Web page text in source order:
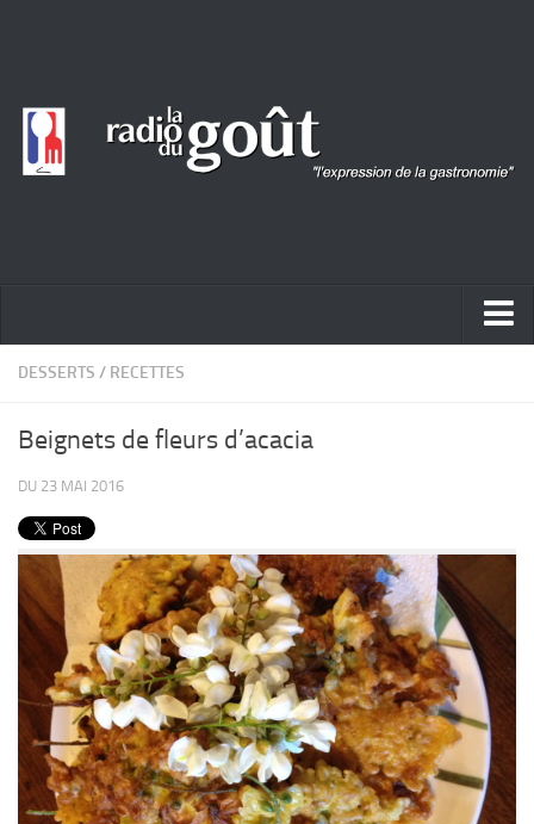
ACTUALITÉ
PORTRAITS
PRODUITS
RECETTES
Entrées
Plats
Desserts
Sauces
DESSERTS / RECETTES
Beignets de fleurs d’acacia
DU 23 MAI 2016